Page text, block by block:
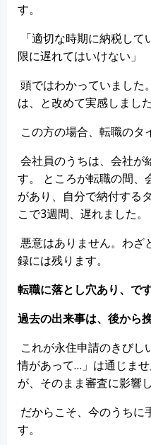
す。
「適切な時期に納税し
限に遅れてはいけない」
頭ではわかっていました
は、と改めて実感しまし
この方の場合、転職のタ
会社員のうちは、会社が
す。 ところが転職の間、
があり、自分で納付する
こで3週間、遅れました。
悪意はありません。わざ
録には残ります。
転職に落とし穴あり、です
過去の出来事は、後から
これが永住申請のきびし
情があって…」は通じま
が、そのまま審査に影響
だからこそ、今のうちに
す。